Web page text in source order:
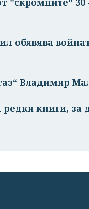
"скромните"
обявява
Владимир
книги, за